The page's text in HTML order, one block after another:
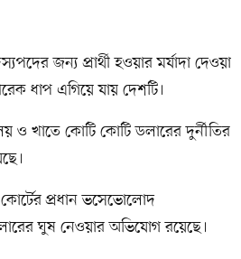
জন্য প্রার্থী হওয়ার মর্যাদা দেওয়া
ধাপ এগিয়ে যায় দেশটি।
ও খাতে কোটি কোটি ডলারের দুর্নীতির
প্রধান ভসেভোলোদ
ঘুষ নেওয়ার অভিযোগ রয়েছে।